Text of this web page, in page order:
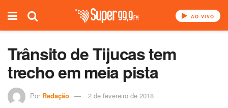
AO VIVO
Trânsito de Tijucas tem
trecho em meia pista
Por Redação 2 de fevereiro de 2018